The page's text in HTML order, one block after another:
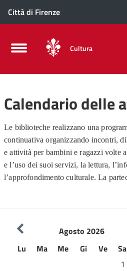
Città di Firenze
Cultura
Calendario delle
Le biblioteche realizzano una
continuativa organizzando incontri,
e attività per bambini e ragazzi volte
e l’uso dei suoi servizi, la lettura,
l’approfondimento culturale. La
Agosto 2026
Lu
Ma Me Gi Ve Sa
1